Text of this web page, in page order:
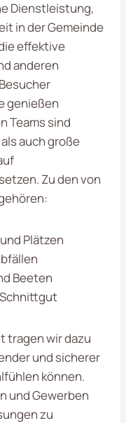
Dienstleistung,
in der Gemeinde
effektive
anderen
genießen
Teams sind
auch große
Zu den von
Plätzen
Beeten
tragen wir dazu
und sicherer
können.
und Gewerben
zu